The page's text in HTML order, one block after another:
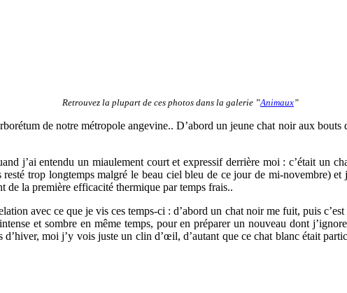
Retrouvez la plupart de ces photos dans la galerie ‟Animaux”
de notre métropole angevine.. D’abord un jeune chat noir aux
j’ai entendu un miaulement court et expressif derrière moi : c’était un
trop longtemps malgré le beau ciel bleu de ce jour de mi-novembre)
de la première efficacité thermique par temps frais..
avec ce que je vis ces temps-ci : d’abord un chat noir me fuit, puis
et sombre en même temps, pour en préparer un nouveau dont
moi j’y vois juste un clin d’œil, d’autant que ce chat blanc était